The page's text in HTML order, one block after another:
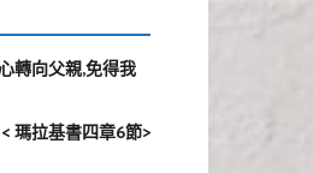
轉向父親,免得我
< 瑪拉基書四章6節>